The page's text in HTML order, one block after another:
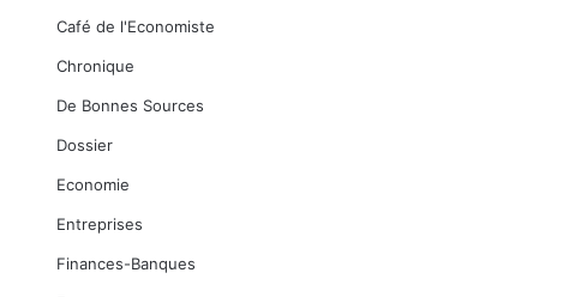
Café de l'Economiste
Chronique
De Bonnes Sources
Dossier
Economie
Entreprises
Finances-Banques